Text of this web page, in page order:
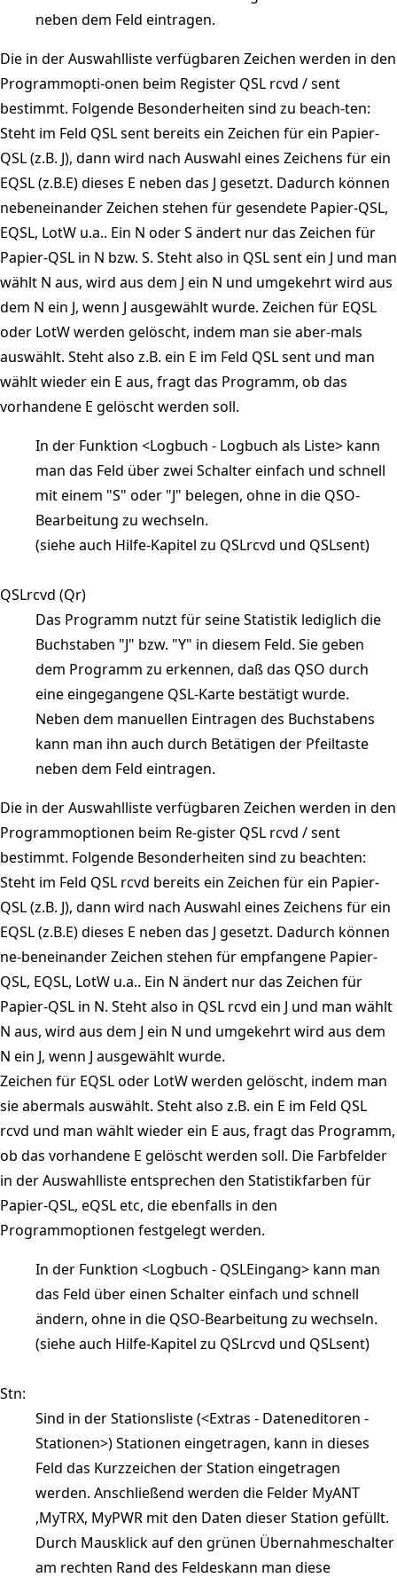
neben dem Feld eintragen.
Die in der Auswahlliste verfügbaren Zeichen werden in den
Programmopti-onen beim Register QSL rcvd / sent
bestimmt. Folgende Besonderheiten sind zu beach-ten:
Steht im Feld QSL sent bereits ein Zeichen für ein Papier-
QSL (z.B. J), dann wird nach Auswahl eines Zeichens für ein
EQSL (z.B.E) dieses E neben das J gesetzt. Dadurch können
nebeneinander Zeichen stehen für gesendete Papier-QSL,
EQSL, LotW u.a.. Ein N oder S ändert nur das Zeichen für
Papier-QSL in N bzw. S. Steht also in QSL sent ein J und man
wählt N aus, wird aus dem J ein N und umgekehrt wird aus
dem N ein J, wenn J ausgewählt wurde. Zeichen für EQSL
oder LotW werden gelöscht, indem man sie aber-mals
auswählt. Steht also z.B. ein E im Feld QSL sent und man
wählt wieder ein E aus, fragt das Programm, ob das
vorhandene E gelöscht werden soll.
In der Funktion <Logbuch - Logbuch als Liste> kann
man das Feld über zwei Schalter einfach und schnell
mit einem "S" oder "J" belegen, ohne in die QSO-
Bearbeitung zu wechseln.
(siehe auch Hilfe-Kapitel zu QSLrcvd und QSLsent)
QSLrcvd (Qr)
Das Programm nutzt für seine Statistik lediglich die
Buchstaben "J" bzw. "Y" in diesem Feld. Sie geben
dem Programm zu erkennen, daß das QSO durch
eine eingegangene QSL-Karte bestätigt wurde.
Neben dem manuellen Eintragen des Buchstabens
kann man ihn auch durch Betätigen der Pfeiltaste
neben dem Feld eintragen.
Die in der Auswahlliste verfügbaren Zeichen werden in den
Programmoptionen beim Re-gister QSL rcvd / sent
bestimmt. Folgende Besonderheiten sind zu beachten:
Steht im Feld QSL rcvd bereits ein Zeichen für ein Papier-
QSL (z.B. J), dann wird nach Auswahl eines Zeichens für ein
EQSL (z.B.E) dieses E neben das J gesetzt. Dadurch können
ne-beneinander Zeichen stehen für empfangene Papier-
QSL, EQSL, LotW u.a.. Ein N ändert nur das Zeichen für
Papier-QSL in N. Steht also in QSL rcvd ein J und man wählt
N aus, wird aus dem J ein N und umgekehrt wird aus dem
N ein J, wenn J ausgewählt wurde.
Zeichen für EQSL oder LotW werden gelöscht, indem man
sie abermals auswählt. Steht also z.B. ein E im Feld QSL
rcvd und man wählt wieder ein E aus, fragt das Programm,
ob das vorhandene E gelöscht werden soll. Die Farbfelder
in der Auswahlliste entsprechen den Statistikfarben für
Papier-QSL, eQSL etc, die ebenfalls in den
Programmoptionen festgelegt werden.
In der Funktion <Logbuch - QSLEingang> kann man
das Feld über einen Schalter einfach und schnell
ändern, ohne in die QSO-Bearbeitung zu wechseln.
(siehe auch Hilfe-Kapitel zu QSLrcvd und QSLsent)
Stn:
Sind in der Stationsliste (<Extras - Dateneditoren -
Stationen>) Stationen eingetragen, kann in dieses
Feld das Kurzzeichen der Station eingetragen
werden. Anschließend werden die Felder MyANT
,MyTRX, MyPWR mit den Daten dieser Station gefüllt.
Durch Mausklick auf den grünen Übernahmeschalter
am rechten Rand des Feldeskann man diese